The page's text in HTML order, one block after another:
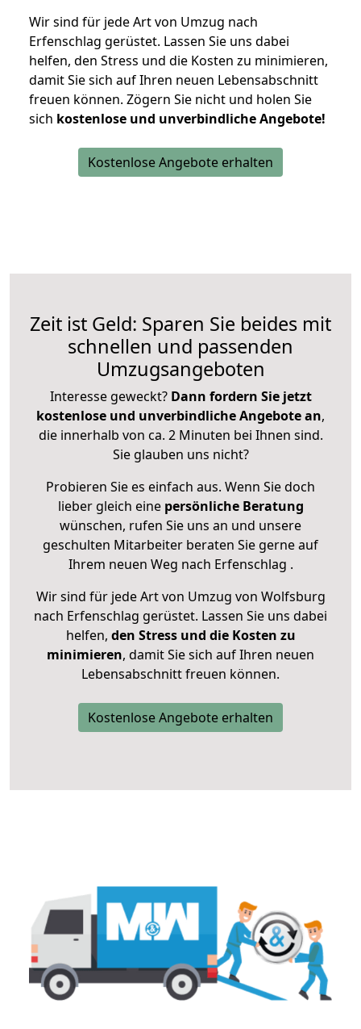
Wir sind für jede Art von Umzug nach
Erfenschlag gerüstet. Lassen Sie uns dabei
helfen, den Stress und die Kosten zu minimieren,
damit Sie sich auf Ihren neuen Lebensabschnitt
freuen können. Zögern Sie nicht und holen Sie
sich kostenlose und unverbindliche Angebote!
Kostenlose Angebote erhalten
Zeit ist Geld: Sparen Sie beides mit
schnellen und passenden
Umzugsangeboten
Interesse geweckt? Dann fordern Sie jetzt
kostenlose und unverbindliche Angebote an,
die innerhalb von ca. 2 Minuten bei Ihnen sind.
Sie glauben uns nicht?
Probieren Sie es einfach aus. Wenn Sie doch
lieber gleich eine persönliche Beratung
wünschen, rufen Sie uns an und unsere
geschulten Mitarbeiter beraten Sie gerne auf
Ihrem neuen Weg nach Erfenschlag .
Wir sind für jede Art von Umzug von Wolfsburg
nach Erfenschlag gerüstet. Lassen Sie uns dabei
helfen, den Stress und die Kosten zu
minimieren, damit Sie sich auf Ihren neuen
Lebensabschnitt freuen können.
Kostenlose Angebote erhalten